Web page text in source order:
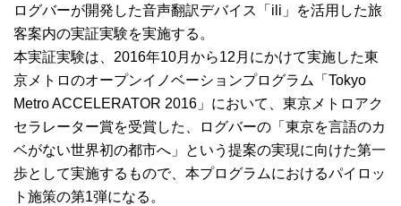
ログバーが開発した音声翻訳デバイス「ili」を活用した旅
客案内の実証実験を実施する。
本実証実験は、2016年10月から12月にかけて実施した東
京メトロのオープンイノベーションプログラム「Tokyo
Metro ACCELERATOR 2016」において、東京メトロアク
セラレーター賞を受賞した、ログバーの「東京を言語のカ
ベがない世界初の都市へ」という提案の実現に向けた第一
歩として実施するもので、本プログラムにおけるパイロッ
ト施策の第1弾になる。